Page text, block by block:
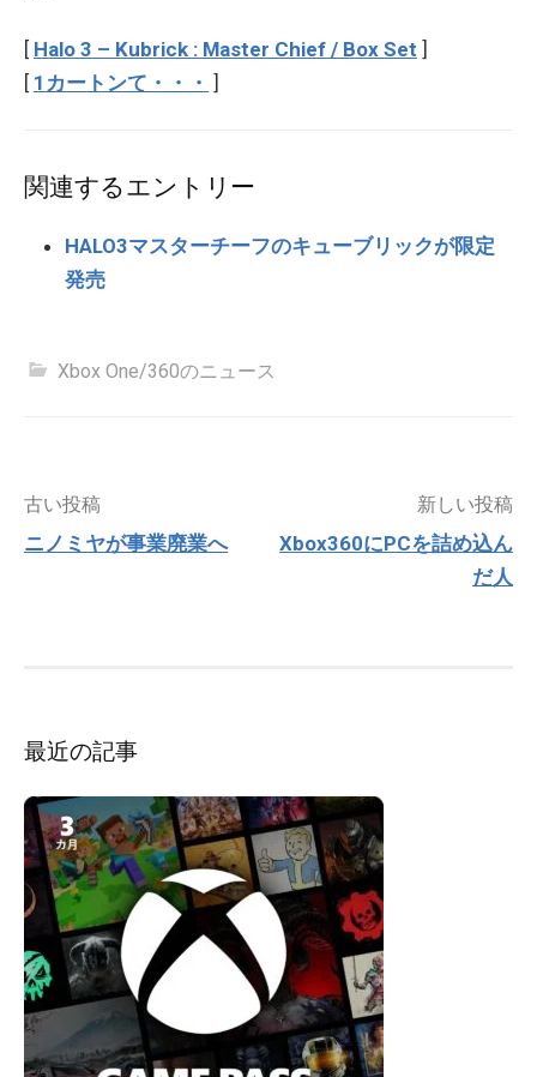
[ Halo 3 – Kubrick : Master Chief / Box Set ]
[ 1カートンて・・・ ]
関連するエントリー
HALO3マスターチーフのキューブリックが限定
発売
Xbox One/360のニュース
投
ナ
古い投稿
ニノミヤが事業廃業へ
新しい投稿
Xbox360にPCを詰め込ん
だ人
最近の記事